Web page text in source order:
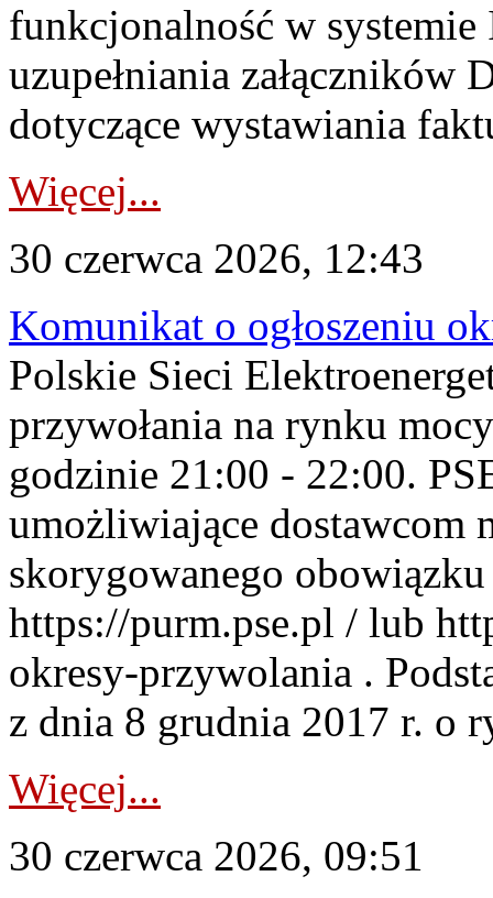
funkcjonalność w
uzupełniania załączników
dotyczące wystawiania
Więcej...
30 czerwca 2026, 12:43
Komunikat o ogłoszeniu
Polskie Sieci
przywołania na rynku
godzinie 21:00 - 22:00.
umożliwiające dostawcom
skorygowanego
https://purm.pse.pl / lub
okresy-przywolania .
z dnia 8 grudnia 2017 r. o
Więcej...
30 czerwca 2026, 09:51